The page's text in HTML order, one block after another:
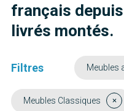
français
livrés montés.
Filtres Meubles
Meubles Classiques